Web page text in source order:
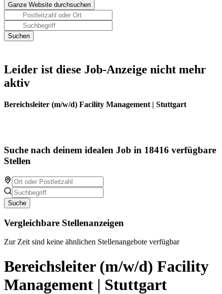
Leider ist diese Job-Anzeige nicht mehr
aktiv
Bereichsleiter (m/w/d) Facility Management | Stuttgart
Suche nach deinem idealen Job in 18416 verfügbare
Stellen
Suche
Vergleichbare Stellenanzeigen
Zur Zeit sind keine ähnlichen Stellenangebote verfügbar
Bereichsleiter (m/w/d) Facility
Management | Stuttgart